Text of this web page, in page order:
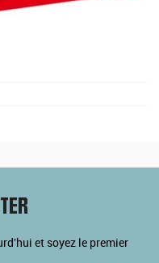
et soyez le premier